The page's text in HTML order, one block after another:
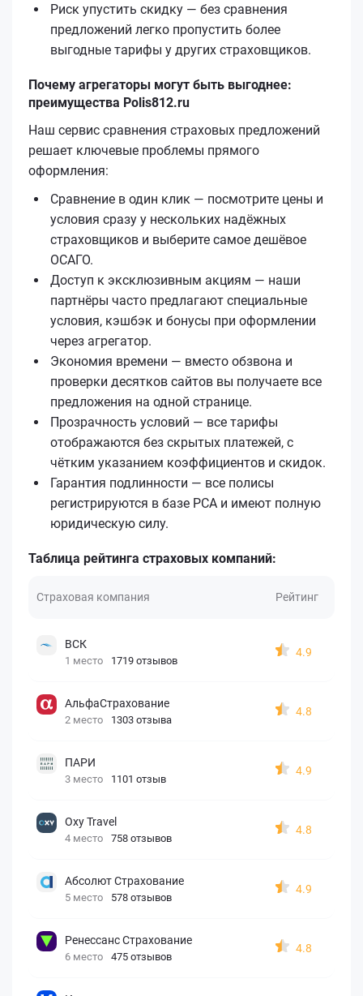
Риск упустить скидку — без сравнения
предложений легко пропустить более
выгодные тарифы у других страховщиков.
Почему агрегаторы могут быть выгоднее:
преимущества Polis812.ru
Наш сервис сравнения страховых предложений
решает ключевые проблемы прямого
оформления:
Сравнение в один клик — посмотрите цены и
условия сразу у нескольких надёжных
страховщиков и выберите самое дешёвое
ОСАГО.
Доступ к эксклюзивным акциям — наши
партнёры часто предлагают специальные
условия, кэшбэк и бонусы при оформлении
через агрегатор.
Экономия времени — вместо обзвона и
проверки десятков сайтов вы получаете все
предложения на одной странице.
Прозрачность условий — все тарифы
отображаются без скрытых платежей, с
чётким указанием коэффициентов и скидок.
Гарантия подлинности — все полисы
регистрируются в базе РСА и имеют полную
юридическую силу.
Таблица рейтинга страховых компаний:
Страховая компания Рейтинг
ВСК
1 место 1719 отзывов
4.9
АльфаСтрахование
2 место 1303 отзыва
4.8
ПАРИ
3 место 1101 отзыв
4.9
Oxy Travel
4 место 758 отзывов
4.8
Абсолют Страхование
5 место 578 отзывов
4.9
Ренессанс Страхование
6 место 475 отзывов
4.8